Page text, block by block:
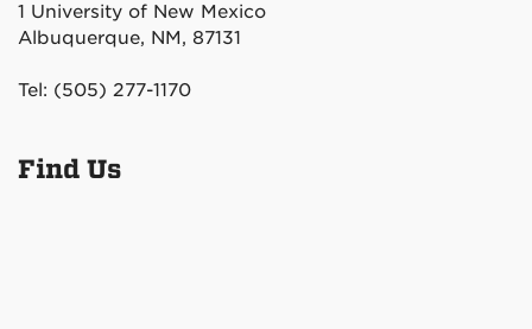
1 University of New Mexico
Albuquerque, NM, 87131
Tel: (505) 277-1170
Find Us